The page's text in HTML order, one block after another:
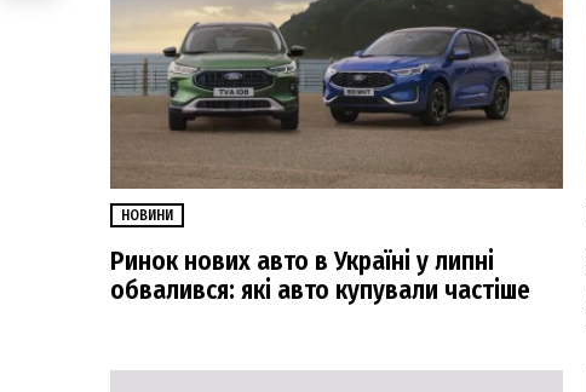
НОВИНИ
Ринок нових авто в Україні у липні
обвалився: які авто купували частіше